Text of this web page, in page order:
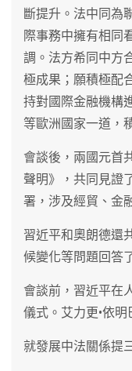
斷提升。法中同為
際事務中擁有相同
調。法方希同中方
極成果；願積極配
持對國際金融機構
等歐洲國家一道，
會談後，兩國元首
聲明》，共同見證
署，涉及經貿、金
習近平和奧朗德還
候變化等問題回答
會談前，習近平在
儀式。艾力更•依
就發展中法關係提